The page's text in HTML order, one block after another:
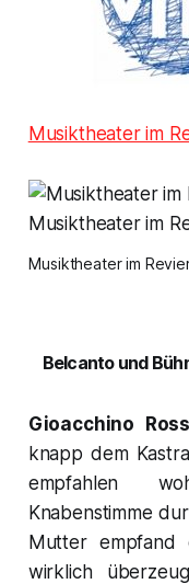
Musiktheater im
Musiktheater im
Belcanto und
Gioacchino
knapp dem
empfahlen
Knabenstimme
Mutter empfand
wirklich